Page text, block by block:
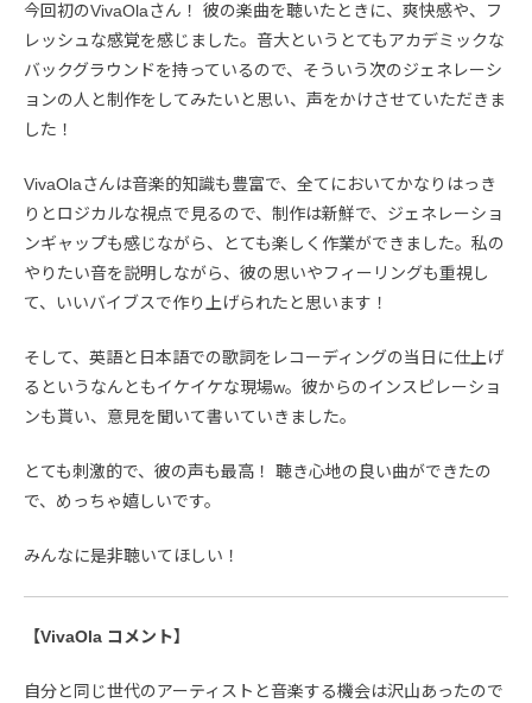
今回初のVivaOlaさん！ 彼の楽曲を聴いたときに、爽快感や、フ
レッシュな感覚を感じました。音大というとてもアカデミックな
バックグラウンドを持っているので、そういう次のジェネレーシ
ョンの人と制作をしてみたいと思い、声をかけさせていただきま
した！
VivaOlaさんは音楽的知識も豊富で、全てにおいてかなりはっき
りとロジカルな視点で見るので、制作は新鮮で、ジェネレーショ
ンギャップも感じながら、とても楽しく作業ができました。私の
やりたい音を説明しながら、彼の思いやフィーリングも重視し
て、いいバイブスで作り上げられたと思います！
そして、英語と日本語での歌詞をレコーディングの当日に仕上げ
るというなんともイケイケな現場w。彼からのインスピレーショ
ンも貰い、意見を聞いて書いていきました。
とても刺激的で、彼の声も最高！ 聴き心地の良い曲ができたの
で、めっちゃ嬉しいです。
みんなに是非聴いてほしい！
【VivaOla コメント】
自分と同じ世代のアーティストと音楽する機会は沢山あったので